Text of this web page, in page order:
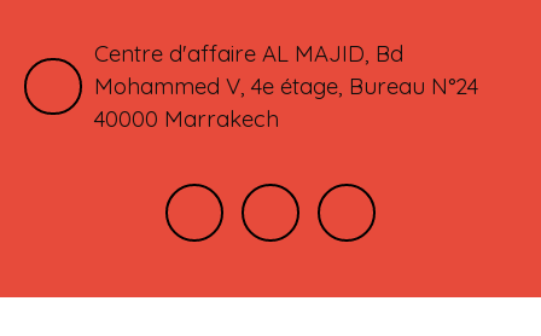
Centre d'affaire AL MAJID, Bd
Mohammed V, 4e étage, Bureau N°24
40000 Marrakech